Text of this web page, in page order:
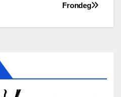
Frondeg